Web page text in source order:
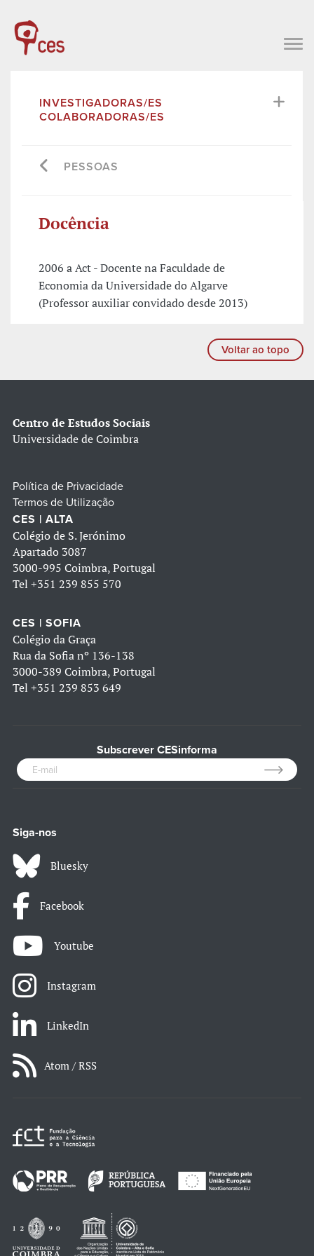
INVESTIGADORAS/ES
COLABORADORAS/ES
PESSOAS
Docência
2006 a Act - Docente na Faculdade de
Economia da Universidade do Algarve
(Professor auxiliar convidado desde 2013)
Voltar ao topo
Centro de Estudos Sociais
Universidade de Coimbra
Política de Privacidade
Termos de Utilização
CES | ALTA
Colégio de S. Jerónimo
Apartado 3087
3000-995 Coimbra, Portugal
Tel +351 239 855 570
CES | SOFIA
Colégio da Graça
Rua da Sofia nº 136-138
3000-389 Coimbra, Portugal
Tel +351 239 853 649
Subscrever CESinforma
Siga-nos
Bluesky
Facebook
Youtube
Instagram
LinkedIn
Atom / RSS